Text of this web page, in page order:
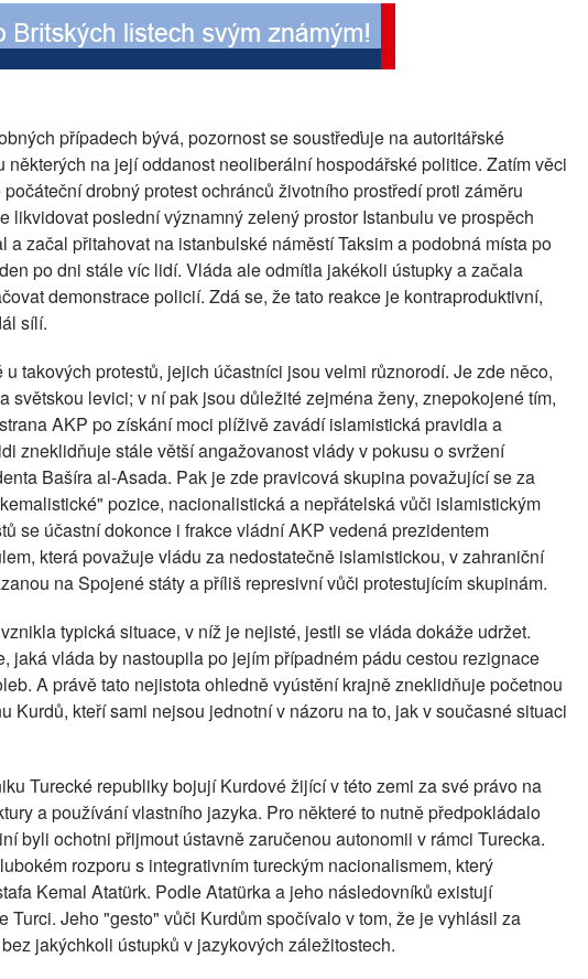
případech bývá, pozornost se soustřeďuje na autoritářské
některých na její oddanost neoliberální hospodářské politice. Zatím věci
drobný protest ochránců životního prostředí proti záměru
likvidovat poslední významný zelený prostor Istanbulu ve prospěch
a začal přitahovat na istanbulské náměstí Taksim a podobná místa po
po dni stále víc lidí. Vláda ale odmítla jakékoli ústupky a začala
demonstrace policií. Zdá se, že tato reakce je kontraproduktivní,
sílí.
takových protestů, jejich účastníci jsou velmi různorodí. Je zde něco,
světskou levici; v ní pak jsou důležité zejména ženy, znepokojené tím,
AKP po získání moci plíživě zavádí islamistická pravidla a
zneklidňuje stále větší angažovanost vlády v pokusu o svržení
Bašíra al-Asada. Pak je zde pravicová skupina považující se za
pozice, nacionalistická a nepřátelská vůči islamistickým
se účastní dokonce i frakce vládní AKP vedená prezidentem
která považuje vládu za nedostatečně islamistickou, v zahraniční
na Spojené státy a příliš represivní vůči protestujícím skupinám.
typická situace, v níž je nejisté, jestli se vláda dokáže udržet.
jaká vláda by nastoupila po jejím případném pádu cestou rezignace
A právě tato nejistota ohledně vyústění krajně zneklidňuje početnou
Kurdů, kteří sami nejsou jednotní v názoru na to, jak v současné situaci
Turecké republiky bojují Kurdové žijící v této zemi za své právo na
a používání vlastního jazyka. Pro některé to nutně předpokládalo
byli ochotni přijmout ústavně zaručenou autonomii v rámci Turecka.
rozporu s integrativním tureckým nacionalismem, který
Kemal Atatürk. Podle Atatürka a jeho následovníků existují
Turci. Jeho "gesto" vůči Kurdům spočívalo v tom, že je vyhlásil za
jakýchkoli ústupků v jazykových záležitostech.